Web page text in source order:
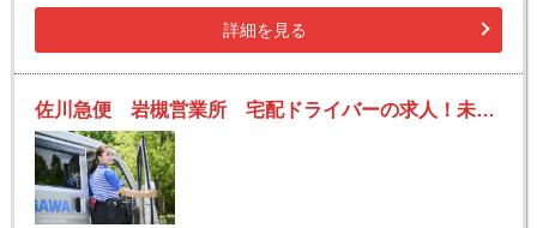
詳細を見る
佐川急便 岩槻営業所 宅配ドライバーの求人！未経験歓迎！先輩たちがサポートします♪